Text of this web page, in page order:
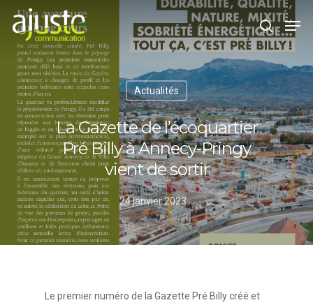
Hit enter to search or ESC to close
Actualités
La Gazette de l’écoquartier
Pré Billy à Annecy-Pringy
vient de sortir
24 janvier 2023
Le premier numéro de la Gazette Pré Billy créé et